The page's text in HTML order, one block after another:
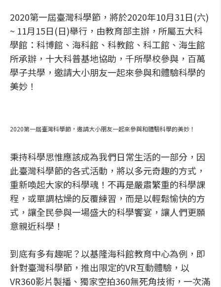
2020第一屆臺灣科學節，將於2020年10月31日(六)
~ 11月15日(日)舉行，由教育部主辦，所屬五大科
學館：科博館、海科館、科教館、科工館、海生館
所承辦，十大科普基地協助，千所學校參與，百萬
學子共學，邀請大小朋友一起來參與和體驗科學的
美妙！
2020第一屆臺灣科學節，邀請大小朋友一起來參與和體驗科學的美妙！
秉持科學思惟應該成為我們日常生活的一部分，因
此臺灣科學節的各式活動，將以多元奇趣的方式，
重新喚起大家的科學魂！不再是嚴肅繁重的科學課
程，或單調枯燥的反覆練習，而是以輕鬆愉快的方
式，讓全民參與一場盛大的科學饗宴，讓人們更願
意親近科學！
到底有多有趣呢？以基隆海科館教育中心為例，即
針對臺灣科學節，推出限定的VR互動體驗，以
VR360影片製播、獨家空拍360無死角技術，一次滿